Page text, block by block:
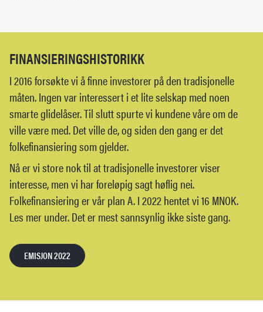
FINANSIERINGSHISTORIKK
I 2016 forsøkte vi å finne investorer på den tradisjonelle
måten. Ingen var interessert i et lite selskap med noen
smarte glidelåser. Til slutt spurte vi kundene våre om de
ville være med. Det ville de, og siden den gang er det
folkefinansiering som gjelder.
Nå er vi store nok til at tradisjonelle investorer viser
interesse, men vi har foreløpig sagt høflig nei.
Folkefinansiering er vår plan A. I 2022 hentet vi 16 MNOK.
Les mer under. Det er mest sannsynlig ikke siste gang.
EMISJON 2022